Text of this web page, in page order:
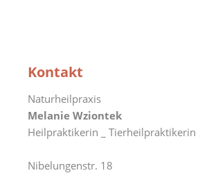
Kontakt
Naturheilpraxis
Melanie Wziontek
Heilpraktikerin _ Tierheilpraktikerin
Nibelungenstr. 18